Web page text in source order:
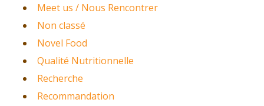
Meet us / Nous Rencontrer
Non classé
Novel Food
Qualité Nutritionnelle
Recherche
Recommandation